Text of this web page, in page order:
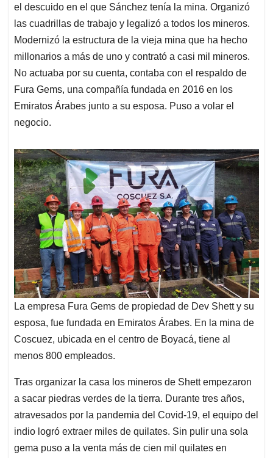
el descuido en el que Sánchez tenía la mina. Organizó
las cuadrillas de trabajo y legalizó a todos los mineros.
Modernizó la estructura de la vieja mina que ha hecho
millonarios a más de uno y contrató a casi mil mineros.
No actuaba por su cuenta, contaba con el respaldo de
Fura Gems, una compañía fundada en 2016 en los
Emiratos Árabes junto a su esposa. Puso a volar el
negocio.
La empresa Fura Gems de propiedad de Dev Shett y su
esposa, fue fundada en Emiratos Árabes. En la mina de
Coscuez, ubicada en el centro de Boyacá, tiene al
menos 800 empleados.
Tras organizar la casa los mineros de Shett empezaron
a sacar piedras verdes de la tierra. Durante tres años,
atravesados por la pandemia del Covid-19, el equipo del
indio logró extraer miles de quilates. Sin pulir una sola
gema puso a la venta más de cien mil quilates en